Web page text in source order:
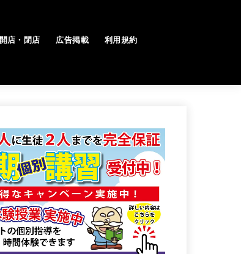
開店・閉店 広告掲載 利用規約